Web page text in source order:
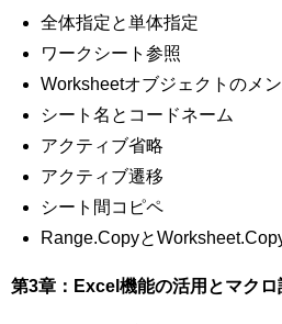
全体指定と単体指定
ワークシート参照
Worksheetオブジェクトのメ
シート名とコードネーム
アクティブ省略
アクティブ遷移
シート間コピペ
Range.Copyと
第3章：Excel機能の活用とマクロ